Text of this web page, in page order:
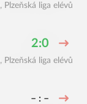
, Plzeňská liga elévů
2:0
, Plzeňská liga elévů
– : –